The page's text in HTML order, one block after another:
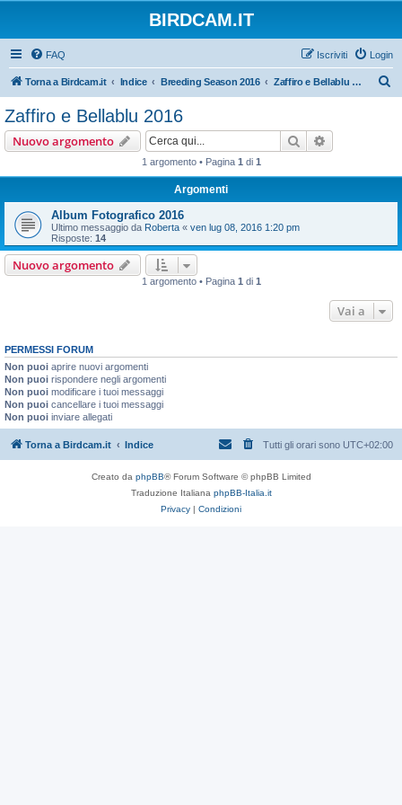
BIRDCAM.IT
FAQ Login
Iscriviti
Torna a Birdcam.it Indice Breeding Season 2016 Zaffiro e Bellablu 2016
Zaffiro e Bellablu 2016
Nuovo argomento Cerca
1 argomento • Pagina 1 di 1
Argomenti
Album Fotografico 2016
Ultimo messaggio da Roberta « ven lug 08, 2016 1:20 pm
Risposte: 14
Nuovo argomento
1 argomento • Pagina 1 di 1
Vai a
PERMESSI FORUM
Non puoi aprire nuovi argomenti
Non puoi rispondere negli argomenti
Non puoi modificare i tuoi messaggi
Non puoi cancellare i tuoi messaggi
Non puoi inviare allegati
Torna a Birdcam.it Indice Tutti gli orari sono UTC+02:00
Creato da phpBB® Forum Software © phpBB Limited
Traduzione Italiana phpBB-Italia.it
Privacy | Condizioni